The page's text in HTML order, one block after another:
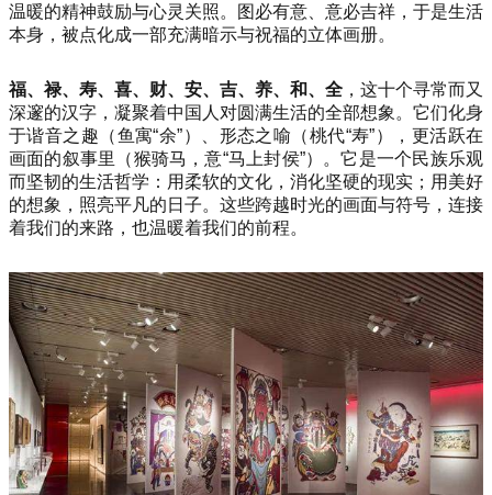
温暖的精神鼓励与心灵关照。图必有意、意必吉祥，于是生活
本身，被点化成一部充满暗示与祝福的立体画册。
福、禄、寿、喜、财、安、吉、养、和、全 ，这十个寻常而又
深邃的汉字，凝聚着中国人对圆满生活的全部想象。它们化身
于谐音之趣（鱼寓“余”）、形态之喻（桃代“寿”），更活跃在
画面的叙事里（猴骑马，意“马上封侯”）。它是一个民族乐观
而坚韧的生活哲学：用柔软的文化，消化坚硬的现实；用美好
的想象，照亮平凡的日子。这些跨越时光的画面与符号，连接
着我们的来路，也温暖着我们的前程。